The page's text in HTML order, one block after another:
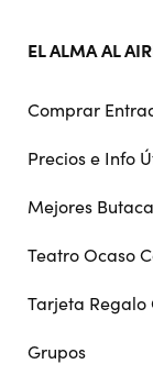
EL ALMA AL
Comprar
Precios e Info
Mejores
Teatro Ocaso
Tarjeta Regalo
Grupos